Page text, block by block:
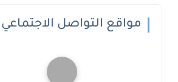
مواقع التواصل الاجتماعي